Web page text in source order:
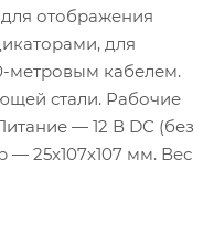
отображения
для
метровым кабелем.
стали. Рабочие
— 12 В DC (без
— 25x107x107 мм. Вес